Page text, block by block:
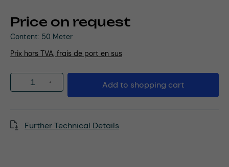
Price on request
Content: 50 Meter
Prix hors TVA, frais de port en sus
Product Quantity: Enter the desired
Add to shopping cart
Further Technical Details